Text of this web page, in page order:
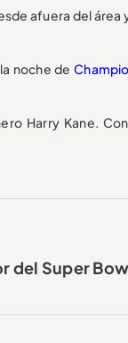
afuera del área
noche de
Harry Kane.
del Super